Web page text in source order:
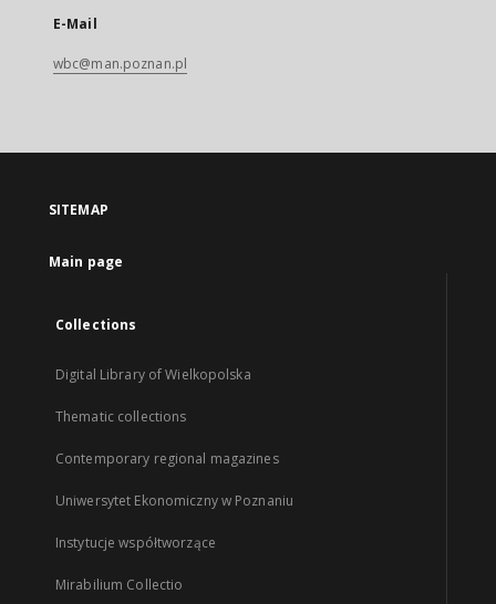
E-Mail
wbc@man.poznan.pl
SITEMAP
Main page
Collections
Digital Library of Wielkopolska
Thematic collections
Contemporary regional magazines
Uniwersytet Ekonomiczny w Poznaniu
Instytucje współtworzące
Mirabilium Collectio